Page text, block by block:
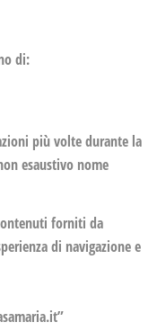
di:
più volte durante la
esaustivo nome
forniti da
di navigazione e